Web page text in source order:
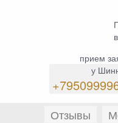
прием
у
Отзывы